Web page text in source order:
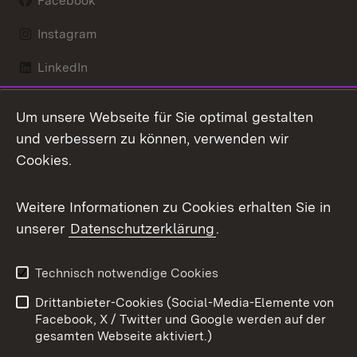
Instagram
LinkedIn
X / Twitter
Youtube
Kontakt
Datenschutz
Barrierefreiheit
Impressum
Cookies
Um unsere Webseite für Sie optimal gestalten
und verbessern zu können, verwenden wir
Cookies.
Weitere Informationen zu Cookies erhalten Sie in
unserer Datenschutzerklärung.
Technisch notwendige Cookies
Drittanbieter-Cookies (Social-Media-Elemente von
Facebook, X / Twitter und Google werden auf der
gesamten Webseite aktiviert.)